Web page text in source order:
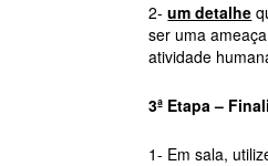
2-um detalhe
ser uma
atividade
3ª Etapa –
1- Em sala,